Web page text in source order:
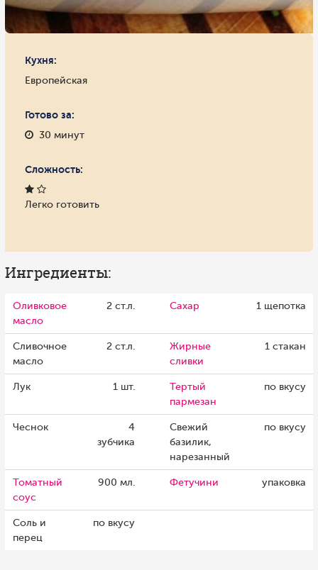
Кухня:
Европейская
Готово за:
30 минут
Сложность:
Легко готовить
Ингредиенты:
Оливковое
масло
2 ст.л. Сахар 1 щепотка
Сливочное
масло
2 ст.л.
Жирные
сливки
1 стакан
Лук 1 шт.
Тертый
пармезан
по вкусу
Чеснок
4
зубчика
Свежий
базилик,
нарезанный
по вкусу
Томатный
соус
900 мл. Фетучини упаковка
Соль и
перец
по вкусу